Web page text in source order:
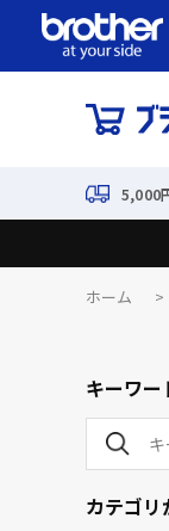
5,000
ホーム >
キーワー
カテゴリ